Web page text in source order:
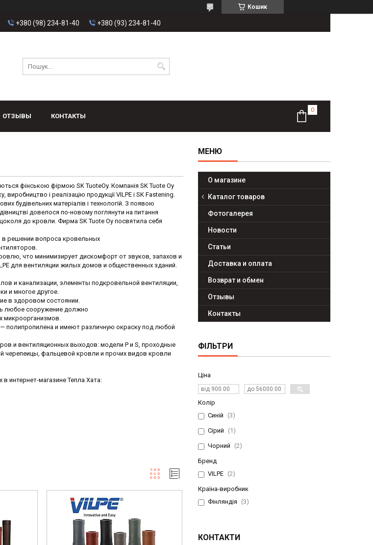
Кошик
+380 (98) 234-81-40 +380 (93) 234-81-40
ОТЗЫВЫ КОНТАКТЫ
фінською фірмою SK TuoteOy. Компанія SK Tuote Oy
і реалізацію продукції VILPE і SK Fastening.
будівельнихматеріалів і технологій. З появою
довелося по-новомупоглянути на питання
цоколя до кровли. Фирма SK Tuote Oy посвятила себя
в решении вопросакровельных
что минимизируетдискомфорт от звуков, запахов и
для вентиляции жилых домов и общественных зданий.
и канализации, элементы подкровельной вентиляции,
и многое другое.
в здоровом состоянии.
любое сооружение должно
микроорганизмов.
полипропилена и имеют различную окраску под любой
и вентиляционных выходов: модели P и S, проходные
черепеицы, фальцевой кровли и прочих видов кровли
интернет-магазине Тепла Хата:
О магазине
Каталог товаров
Фотогалерея
Новости
Статьи
Доставка и оплата
Возврат и обмен
Отзывы
Контакты
ФІЛЬТРИ
Ціна
Колір
Синій
3
Сірий 1
Чорний 2
Бренд
VILPE
2
Країна-виробник
Фінляндія
3
КОНТАКТИ